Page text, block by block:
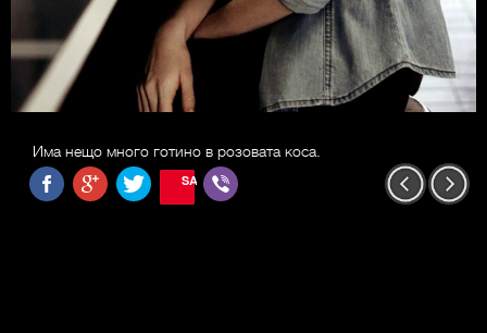
Има нещо много готино в розовата коса.
SAVE